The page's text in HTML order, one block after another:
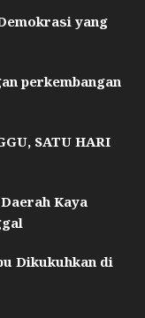
yang
perkembangan
SATU HARI
Kaya
Dikukuhkan di